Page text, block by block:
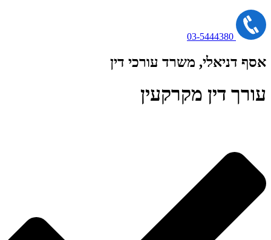
03-5444380
אסף דניאלי, משרד עורכי דין
עורך דין מקרקעין